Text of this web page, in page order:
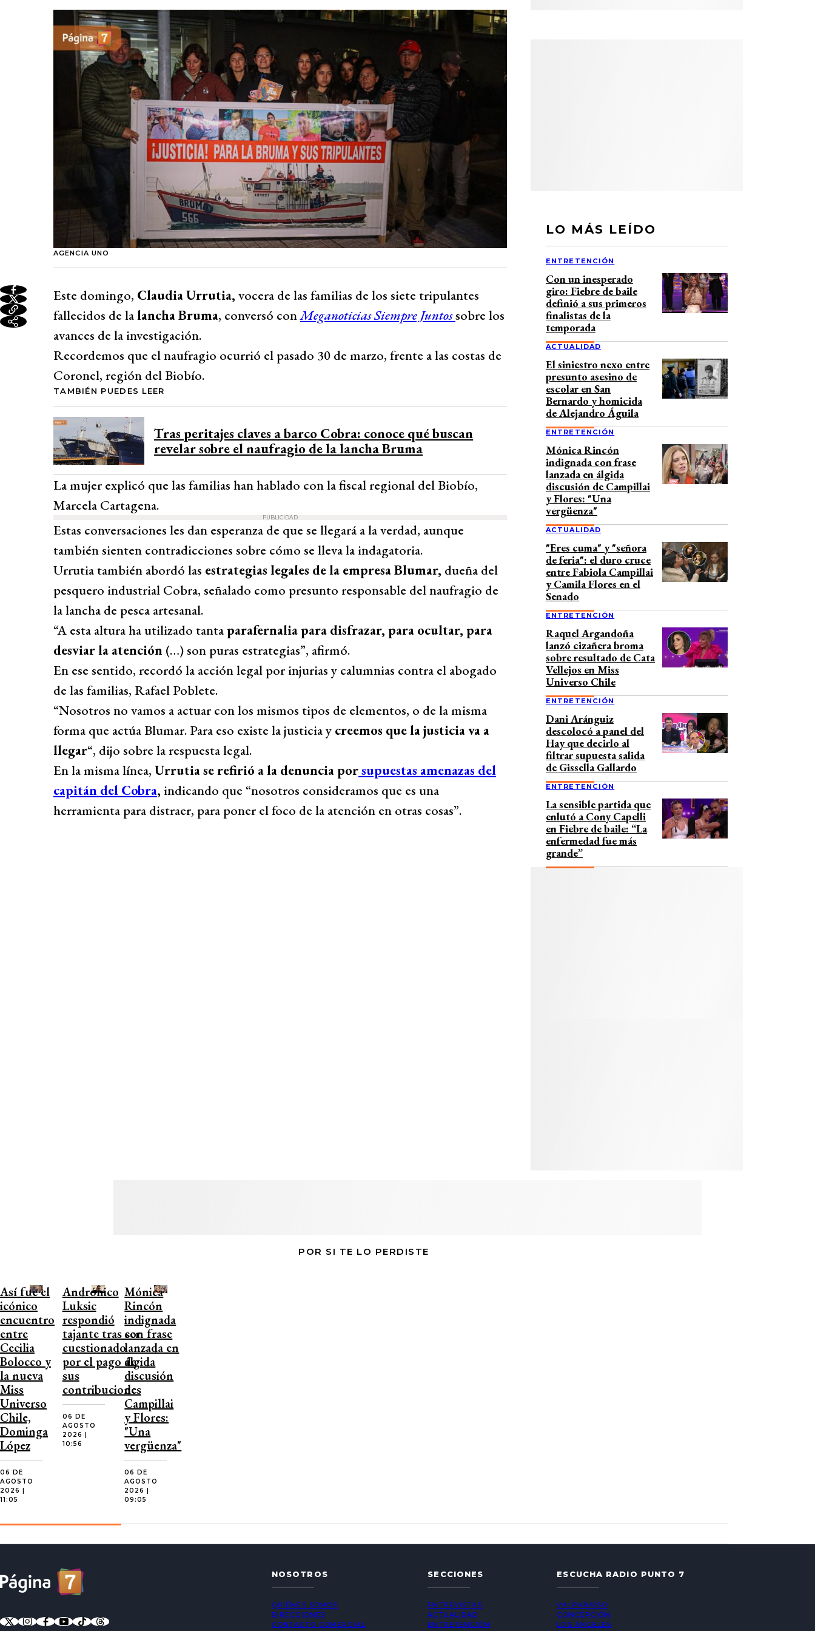
AGENCIA UNO
Este domingo, Claudia Urrutia, vocera de las familias de los siete tripulantes
fallecidos de lalancha Bruma, conversó conMeganoticias Siempre Juntossobre los
avances de la investigación.
Recordemos que el naufragio ocurrió el pasado 30 de marzo, frente a las costas de
Coronel, región del Biobío.
TAMBIÉN PUEDES LEER
Tras peritajes claves a barco Cobra: conoce qué buscan
revelar sobre el naufragio de la lancha Bruma
La mujer explicó que las familias han hablado con la fiscal regional del Biobío,
Marcela Cartagena.
PUBLICIDAD
Estas conversaciones les dan esperanza de que se llegará a la verdad, aunque
también sienten contradicciones sobre cómo se lleva la indagatoria.
Urrutia también abordó las estrategias legales de la empresa Blumar, dueña del
pesquero industrial Cobra, señalado como presunto responsable del naufragio de
la lancha de pesca artesanal.
“A esta altura ha utilizado tantaparafernalia para disfrazar, para ocultar, para
desviar la atención (…) son puras estrategias”, afirmó.
En ese sentido, recordó la acción legal por injurias y calumnias contra el abogado
de las familias, Rafael Poblete.
“Nosotros no vamos a actuar con los mismos tipos de elementos, o de la misma
forma que actúa Blumar. Para eso existe la justicia y creemos que la justicia va a
llegar“, dijo sobre la respuesta legal.
En la misma línea, Urrutia se refirió a la denuncia porsupuestas amenazas del
capitán del Cobra, indicando que “nosotros consideramos que es una
herramienta para distraer, para poner el foco de la atención en otras cosas”.
LO MÁS LEÍDO
ENTRETENCIÓN
Con un inesperado
giro: Fiebre de baile
definió a sus primeros
finalistas de la
temporada
ACTUALIDAD
El siniestro nexo entre
presunto asesino de
escolar en San
Bernardo y homicida
de Alejandro Águila
ENTRETENCIÓN
Mónica Rincón
indignada con frase
lanzada en álgida
discusión de Campillai
y Flores: "Una
vergüenza"
ACTUALIDAD
"Eres cuma" y "señora
de feria": el duro cruce
entre Fabiola Campillai
y Camila Flores en el
Senado
ENTRETENCIÓN
Raquel Argandoña
lanzó cizañera broma
sobre resultado de Cata
Vellejos en Miss
Universo Chile
ENTRETENCIÓN
Dani Aránguiz
descolocó a panel del
Hay que decirlo al
filtrar supuesta salida
de Gissella Gallardo
ENTRETENCIÓN
La sensible partida que
enlutó a Cony Capelli
en Fiebre de baile: “La
enfermedad fue más
grande”
POR SI TE LO PERDISTE
Así fue el
icónico
encuentro
entre
Cecilia
Bolocco y
la nueva
Miss
Universo
Chile,
Dominga
López
06 DE
AGOSTO
2026 |
11:05
Andrónico
Luksic
respondió
tajante tras ser
cuestionado
por el pago de
sus
contribuciones
06 DE
AGOSTO
2026 |
10:56
Mónica
Rincón
indignada
con frase
lanzada en
álgida
discusión
de
Campillai
y Flores:
"Una
vergüenza"
06 DE
AGOSTO
2026 |
09:05
NOSOTROS
QUIÉNES SOMOS
DIRECCIONES
CONTACTO COMERCIAL
SECCIONES
ENTREVISTAS
ACTUALIDAD
ENTRETENCIÓN
ESCUCHA RADIO PUNTO 7
VALPARAÍSO
CONCEPCIÓN
LOS ÁNGELES